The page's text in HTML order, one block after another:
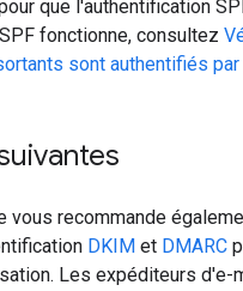
que l'authentification
fonctionne, consultez
sont authentifiés par
vous recommande
DKIM et DMARC
Les expéditeurs d'e-